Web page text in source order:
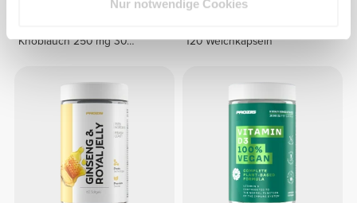
Nur notwendige Cookies
40%
Knoblauch 250 mg 30
€14.99
120 Weichkapseln